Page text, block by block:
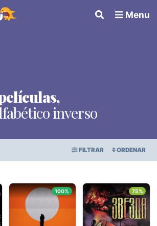
Menu
inverso
FILTRAR ORDENAR
×
FECHA DE ESTRENO
PUNTAJE PROMEDIO
100% 75%